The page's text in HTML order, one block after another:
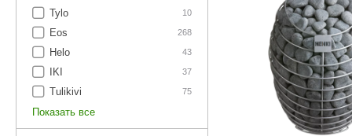
Двери для сауны
Аксессуары
Ароматерапия
Иди в Баню Composit
Spitzner Baneum
Mondex ASTON
Black Banya Баня
IDABIO
10
Tylo
268
Eos
43
Helo
37
IKI
75
Tulikivi
Показать все